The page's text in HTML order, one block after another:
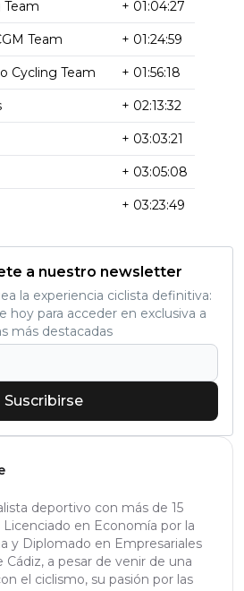
Team + 01:04:27
Team + 01:24:59
Cycling Team + 01:56:18
+ 02:13:32
+ 03:03:21
+ 03:05:08
+ 03:23:49
a nuestro newsletter
la experiencia ciclista definitiva:
hoy para acceder en exclusiva a
más destacadas
Suscribirse
deportivo con más de 15
Licenciado en Economía por la
y Diplomado en Empresariales
Cádiz, a pesar de venir de una
el ciclismo, su pasión por las